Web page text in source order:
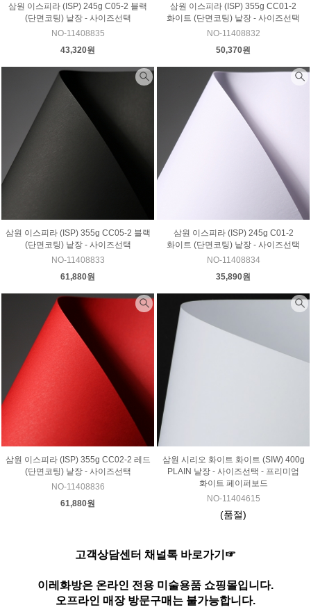
삼원 이스피라 (ISP) 245g C05-2 블랙
(단면코팅) 낱장 - 사이즈선택
NO-11408835
43,320원
삼원 이스피라 (ISP) 355g CC01-2
화이트 (단면코팅) 낱장 - 사이즈선택
NO-11408832
50,370원
삼원 이스피라 (ISP) 355g CC05-2 블랙
(단면코팅) 낱장 - 사이즈선택
NO-11408833
61,880원
삼원 이스피라 (ISP) 245g C01-2
화이트 (단면코팅) 낱장 - 사이즈선택
NO-11408834
35,890원
삼원 이스피라 (ISP) 355g CC02-2 레드
(단면코팅) 낱장 - 사이즈선택
NO-11408836
61,880원
삼원 시리오 화이트 화이트 (SIW) 400g
PLAIN 낱장 - 사이즈선택 - 프리미엄
화이트 페이퍼보드
NO-11404615
(품절)
고객상담센터 채널톡 바로가기☞
이레화방은 온라인 전용 미술용품 쇼핑몰입니다.
오프라인 매장 방문구매는 불가능합니다.